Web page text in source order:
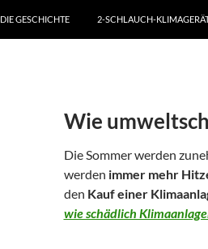
2-SCHLAUCH-
DIE GESCHICHTE
Wie
Die Sommer werden
werden immer mehr
den Kauf einer
wie schädlich